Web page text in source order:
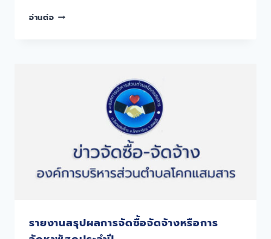
อ่านต่อ
รายงานสรุปผลการจัดซื้อจัดจ้างหรือการ